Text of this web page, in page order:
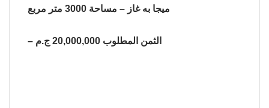
– الثمن المطلوب 20,000,000 ج.م